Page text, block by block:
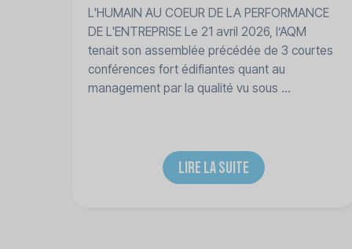
L'HUMAIN AU COEUR DE LA PERFORMANCE
DE L'ENTREPRISE Le 21 avril 2026, l’AQM
tenait son assemblée précédée de 3 courtes
conférences fort édifiantes quant au
management par la qualité vu sous ...
LIRE LA SUITE